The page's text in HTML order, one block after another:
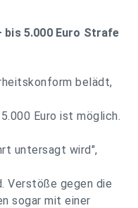
bis 5.000 Euro Strafe
belädt,
Euro ist möglich.
untersagt wird",
Verstöße gegen die
sogar mit einer